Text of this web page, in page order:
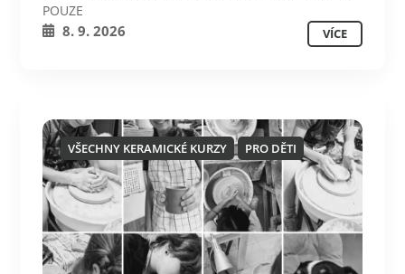
POUZE
8. 9. 2026 VÍCE
VŠECHNY KERAMICKÉ KURZY PRO DĚTI